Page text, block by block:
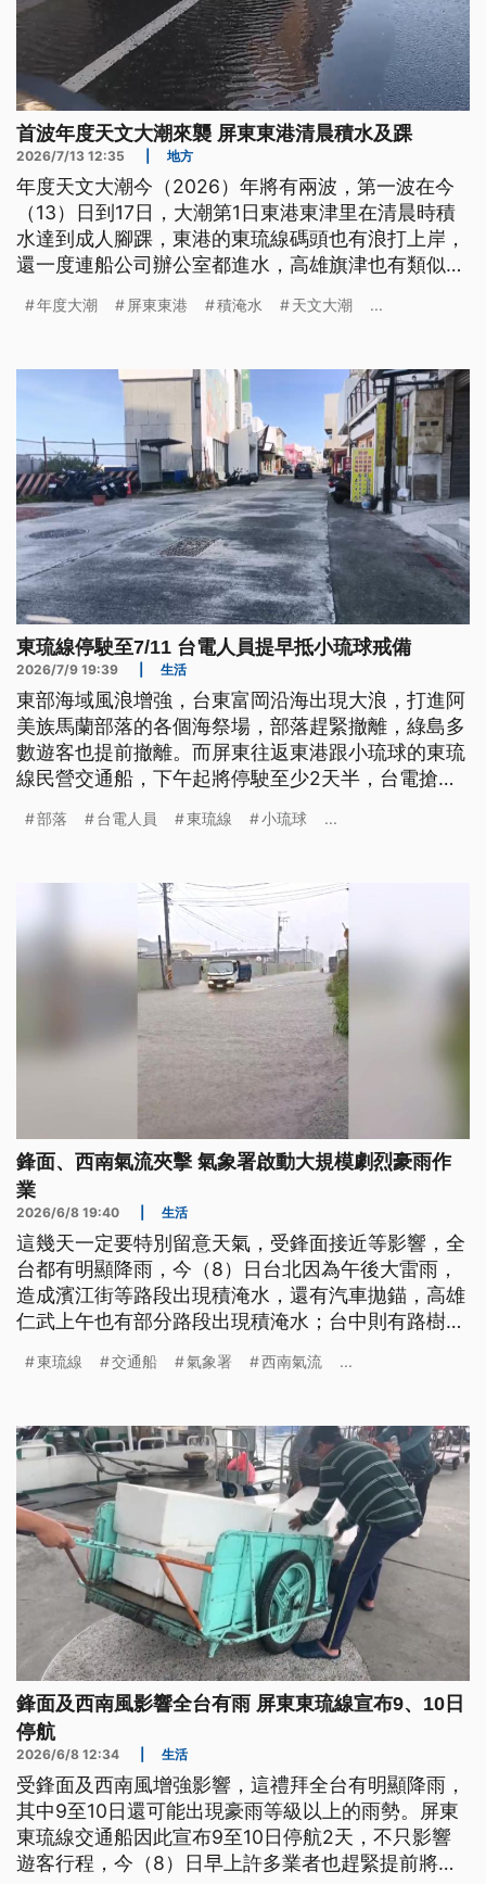
首波年度天文大潮來襲 屏東東港清晨積水及踝
2026/7/13 12:35 地方
年度天文大潮今（2026）年將有兩波，第一波在今
（13）日到17日，大潮第1日東港東津里在清晨時積
水達到成人腳踝，東港的東琉線碼頭也有浪打上岸，
還一度連船公司辦公室都進水，高雄旗津也有類似情
小心防範。
年度大潮 屏東東港 積淹水 天文大潮 ...
東琉線停駛至7/11 台電人員提早抵小琉球戒備
2026/7/9 19:39 生活
東部海域風浪增強，台東富岡沿海出現大浪，打進阿
美族馬蘭部落的各個海祭場，部落趕緊撤離，綠島多
數遊客也提前撤離。而屏東往返東港跟小琉球的東琉
線民營交通船，下午起將停駛至少2天半，台電搶修
颱。
部落 台電人員 東琉線 小琉球 ...
鋒面、西南氣流夾擊 氣象署啟動大規模劇烈豪雨作
業
2026/6/8 19:40 生活
這幾天一定要特別留意天氣，受鋒面接近等影響，全
台都有明顯降雨，今（8）日台北因為午後大雷雨，
造成濱江街等路段出現積淹水，還有汽車拋錨，高雄
仁武上午也有部分路段出現積淹水；台中則有路樹在
鋒面及西南氣流夾擊，氣象署也在傍晚啟動「大規模
東琉線 交通船 氣象署 西南氣流 ...
鋒面及西南風影響全台有雨 屏東東琉線宣布9、10日
停航
2026/6/8 12:34 生活
受鋒面及西南風增強影響，這禮拜全台有明顯降雨，
其中9至10日還可能出現豪雨等級以上的雨勢。屏東
東琉線交通船因此宣布9至10日停航2天，不只影響
遊客行程，今（8）日早上許多業者也趕緊提前將物